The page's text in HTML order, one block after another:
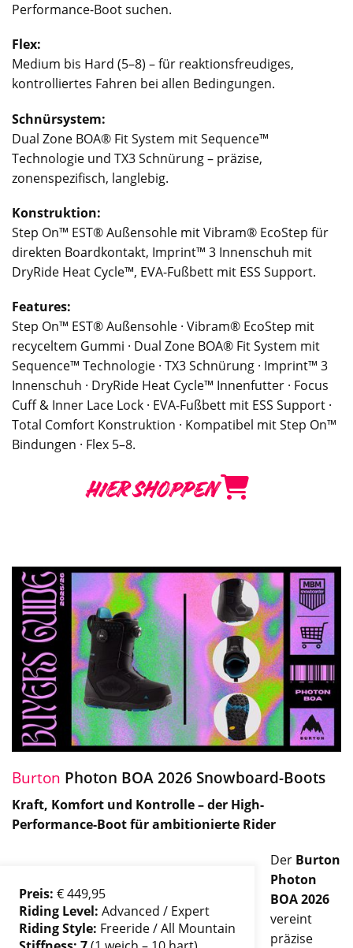
Performance-Boot suchen.
Flex:
Medium bis Hard (5–8) – für reaktionsfreudiges,
kontrolliertes Fahren bei allen Bedingungen.
Schnürsystem:
Dual Zone BOA® Fit System mit Sequence™
Technologie und TX3 Schnürung – präzise,
zonenspezifisch, langlebig.
Konstruktion:
Step On™ EST® Außensohle mit Vibram® EcoStep für
direkten Boardkontakt, Imprint™ 3 Innenschuh mit
DryRide Heat Cycle™, EVA-Fußbett mit ESS Support.
Features:
Step On™ EST® Außensohle · Vibram® EcoStep mit
recyceltem Gummi · Dual Zone BOA® Fit System mit
Sequence™ Technologie · TX3 Schnürung · Imprint™ 3
Innenschuh · DryRide Heat Cycle™ Innenfutter · Focus
Cuff & Inner Lace Lock · EVA-Fußbett mit ESS Support ·
Total Comfort Konstruktion · Kompatibel mit Step On™
Bindungen · Flex 5–8.
HIER SHOPPEN
Burton Photon BOA 2026 Snowboard-Boots
Kraft, Komfort und Kontrolle – der High-
Performance-Boot für ambitionierte Rider
Preis: € 449,95
Riding Level: Advanced / Expert
Riding Style: Freeride / All Mountain
Der Burton
Photon
BOA 2026
vereint
präzise